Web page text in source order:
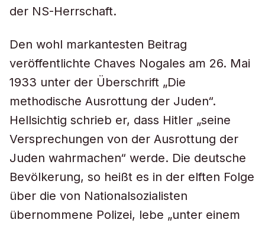
der NS-Herrschaft.
Den wohl markantesten Beitrag
veröffentlichte Chaves Nogales am 26. Mai
1933 unter der Überschrift „Die
methodische Ausrottung der Juden“.
Hellsichtig schrieb er, dass Hitler „seine
Versprechungen von der Ausrottung der
Juden wahrmachen“ werde. Die deutsche
Bevölkerung, so heißt es in der elften Folge
über die von Nationalsozialisten
übernommene Polizei, lebe „unter einem